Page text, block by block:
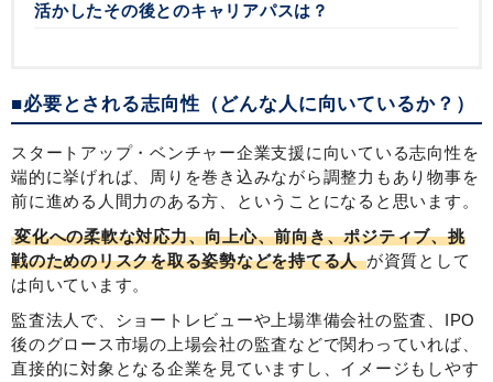
活かしたその後とのキャリアパスは？
■必要とされる志向性（どんな人に向いているか？）
スタートアップ・ベンチャー企業支援に向いている志向性を
端的に挙げれば、周りを巻き込みながら調整力もあり物事を
前に進める人間力のある方、ということになると思います。
変化への柔軟な対応力、向上心、前向き、ポジティブ、挑
戦のためのリスクを取る姿勢などを持てる人が資質として
は向いています。
監査法人で、ショートレビューや上場準備会社の監査、IPO
後のグロース市場の上場会社の監査などで関わっていれば、
直接的に対象となる企業を見ていますし、イメージもしやす